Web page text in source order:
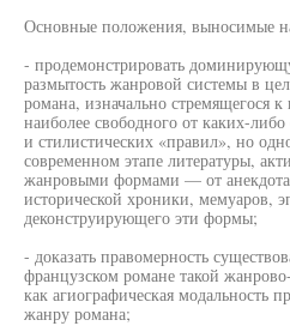
Основные положения, выносимые
- продемонстрировать
размытость жанровой системы в
романа, изначально стремящегося
наиболее свободного от каких-
и стилистических «правил», но
современном этапе литературы,
жанровыми формами — от
исторической хроники, мемуаров,
деконструирующего эти формы;
- доказать правомерность
французском романе такой
как агиографическая модальность
жанру романа;